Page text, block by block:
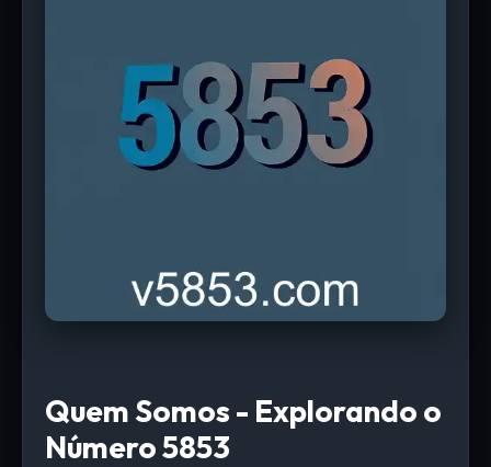
Quem Somos - Explorando o
Número 5853